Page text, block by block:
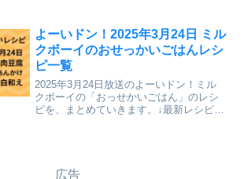
シピを記事にしています。⇒「ミルクボ
ーイのプロにお願い ちゃ...
よーいドン！2025年3月24日 ミル
クボーイのおせっかいごはんレシ
ピ一覧
2025年3月24日放送のよーいドン！ミル
クボーイの「おっせかいごはん」のレシ
ピを、まとめていきます。↓最新レシピも
広告